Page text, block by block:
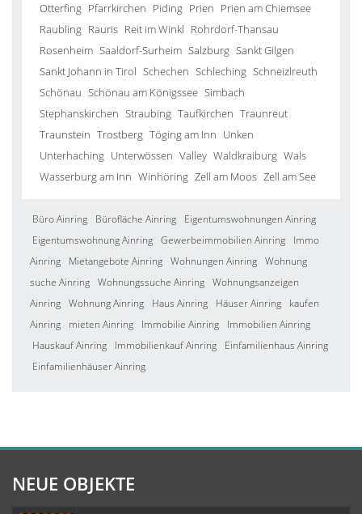
Otterfing Pfarrkirchen Piding Prien Prien am Chiemsee
Raubling Rauris Reit im Winkl Rohrdorf-Thansau
Rosenheim Saaldorf-Surheim Salzburg Sankt Gilgen
Sankt Johann in Tirol Schechen Schleching Schneizlreuth
Schönau Schönau am Königssee Simbach
Stephanskirchen Straubing Taufkirchen Traunreut
Traunstein Trostberg Töging am Inn Unken
Unterhaching Unterwössen Valley Waldkraiburg Wals
Wasserburg am Inn Winhöring Zell am Moos Zell am See
Büro Ainring Bürofläche Ainring
Eigentumswohnungen Ainring
Eigentumswohnung Ainring Gewerbeimmobilien Ainring
Immo
Ainring
Mietangebote Ainring Wohnungen Ainring Wohnung
suche Ainring Wohnungssuche Ainring Wohnungsanzeigen
Ainring Wohnung Ainring Haus Ainring Häuser Ainring
kaufen
Ainring
mieten Ainring Immobilie Ainring
Immobilien Ainring
Hauskauf Ainring
Immobilienkauf Ainring
Einfamilienhaus Ainring
Einfamilienhäuser Ainring
NEUE OBJEKTE